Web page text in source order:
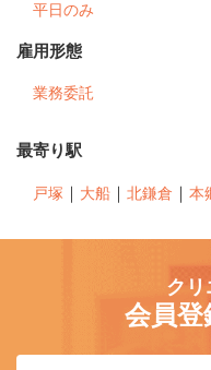
平日のみ
雇用形態
業務委託
最寄り駅
戸塚 ｜ 大船 ｜ 北鎌倉 ｜ 本
クリ
会員登